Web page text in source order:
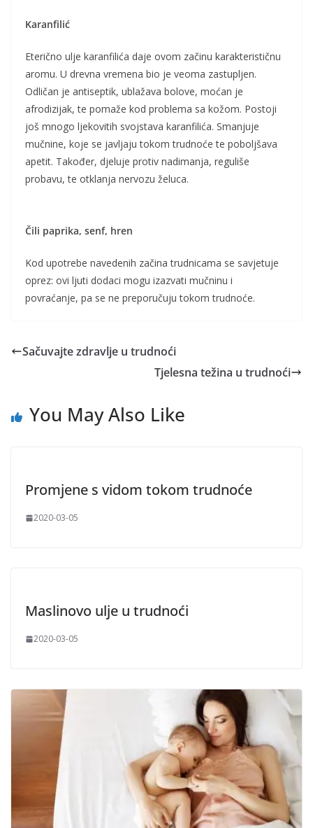
Karanfilić
Eterično ulje karanfilića daje ovom začinu karakterističnu
aromu. U drevna vremena bio je veoma zastupljen.
Odličan je antiseptik, ublažava bolove, moćan je
afrodizijak, te pomaže kod problema sa kožom. Postoji
još mnogo ljekovitih svojstava karanfilića. Smanjuje
mučnine, koje se javljaju tokom trudnoće te poboljšava
apetit. Također, djeluje protiv nadimanja, reguliše
probavu, te otklanja nervozu želuca.
Čili paprika, senf, hren
Kod upotrebe navedenih začina trudnicama se savjetuje
oprez: ovi ljuti dodaci mogu izazvati mučninu i
povraćanje, pa se ne preporučuju tokom trudnoće.
Sačuvajte zdravlje u trudnoći
Tjelesna težina u trudnoći
You May Also Like
Promjene s vidom tokom trudnoće
2020-03-05
Maslinovo ulje u trudnoći
2020-03-05